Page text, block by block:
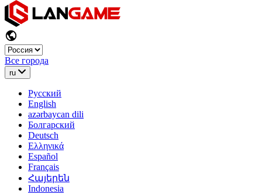
Все города
ru
Русский
English
azərbaycan dili
Болгарский
Deutsch
Ελληνικά
Español
Français
Հայերեն
Indonesia